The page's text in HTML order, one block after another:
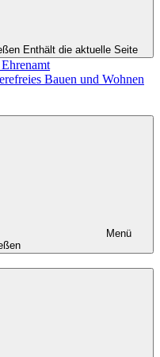
Enthält die aktuelle Seite
Bauen und Wohnen
Menü